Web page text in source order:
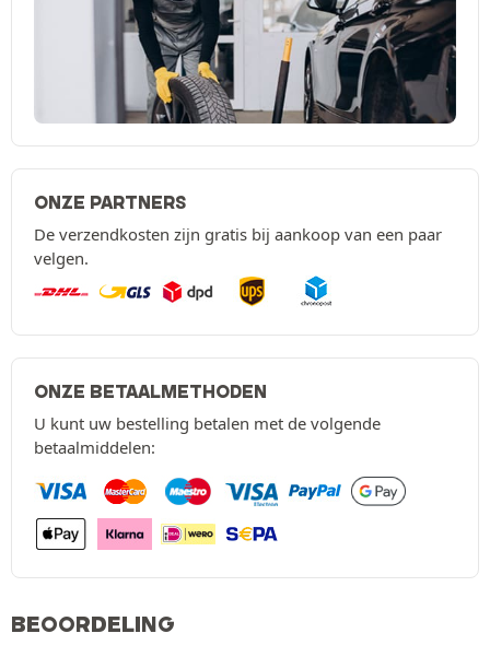
ONZE PARTNERS
De verzendkosten zijn gratis bij aankoop van een paar
velgen.
ONZE BETAALMETHODEN
U kunt uw bestelling betalen met de volgende
betaalmiddelen:
BEOORDELING